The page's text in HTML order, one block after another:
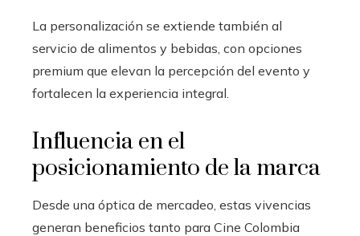
La personalización se extiende también al
servicio de alimentos y bebidas, con opciones
premium que elevan la percepción del evento y
fortalecen la experiencia integral.
Influencia en el
posicionamiento de la marca
Desde una óptica de mercadeo, estas vivencias
generan beneficios tanto para Cine Colombia